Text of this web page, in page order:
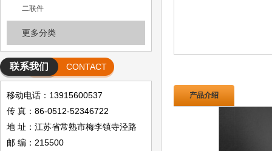
二联件
更多分类
联系我们 CONTACT
移动电话：13915600537
传 真：86-0512-52346722
地 址：江苏省常熟市梅李镇寺泾路
邮 编：215500
产品介绍